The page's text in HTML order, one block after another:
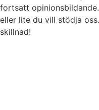
fortsatt
eller lite du vill stödja
skillnad!